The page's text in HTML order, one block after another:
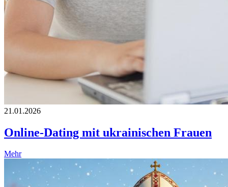
21.01.2026
Online-Dating mit ukrainischen Frauen
Mehr